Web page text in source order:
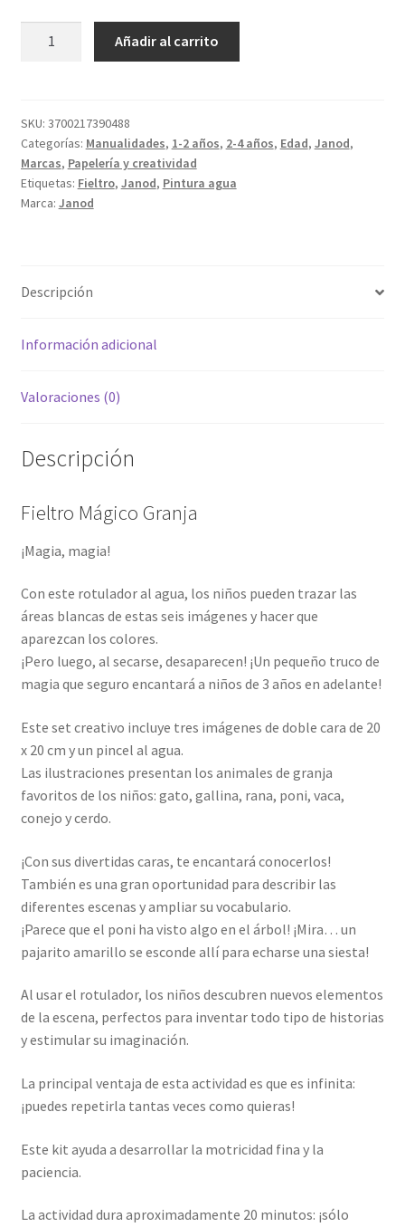
Añadir al carrito
SKU: 3700217390488
Categorías: Manualidades, 1-2 años, 2-4 años, Edad, Janod,
Marcas, Papelería y creatividad
Etiquetas: Fieltro, Janod, Pintura agua
Marca: Janod
Descripción
Información adicional
Valoraciones (0)
Descripción
Fieltro Mágico Granja
¡Magia, magia!
Con este rotulador al agua, los niños pueden trazar las
áreas blancas de estas seis imágenes y hacer que
aparezcan los colores.
¡Pero luego, al secarse, desaparecen! ¡Un pequeño truco de
magia que seguro encantará a niños de 3 años en adelante!
Este set creativo incluye tres imágenes de doble cara de 20
x 20 cm y un pincel al agua.
Las ilustraciones presentan los animales de granja
favoritos de los niños: gato, gallina, rana, poni, vaca,
conejo y cerdo.
¡Con sus divertidas caras, te encantará conocerlos!
También es una gran oportunidad para describir las
diferentes escenas y ampliar su vocabulario.
¡Parece que el poni ha visto algo en el árbol! ¡Mira… un
pajarito amarillo se esconde allí para echarse una siesta!
Al usar el rotulador, los niños descubren nuevos elementos
de la escena, perfectos para inventar todo tipo de historias
y estimular su imaginación.
La principal ventaja de esta actividad es que es infinita:
¡puedes repetirla tantas veces como quieras!
Este kit ayuda a desarrollar la motricidad fina y la
paciencia.
La actividad dura aproximadamente 20 minutos: ¡sólo